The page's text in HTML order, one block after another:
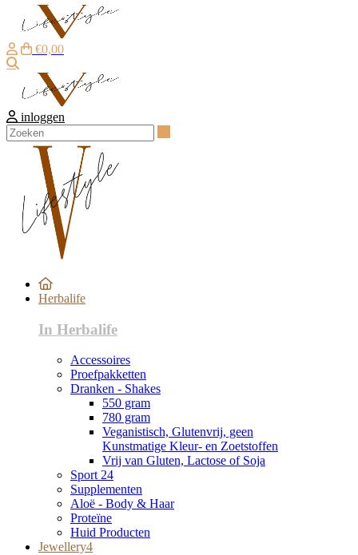
€0,00
inloggen
Herbalife
In Herbalife
Accessoires
Proefpakketten
Dranken - Shakes
550 gram
780 gram
Veganistisch, Glutenvrij, geen
Kunstmatige Kleur- en Zoetstoffen
Vrij van Gluten, Lactose of Soja
Sport 24
Supplementen
Aloë - Body & Haar
Proteïne
Huid Producten
Jewellery4